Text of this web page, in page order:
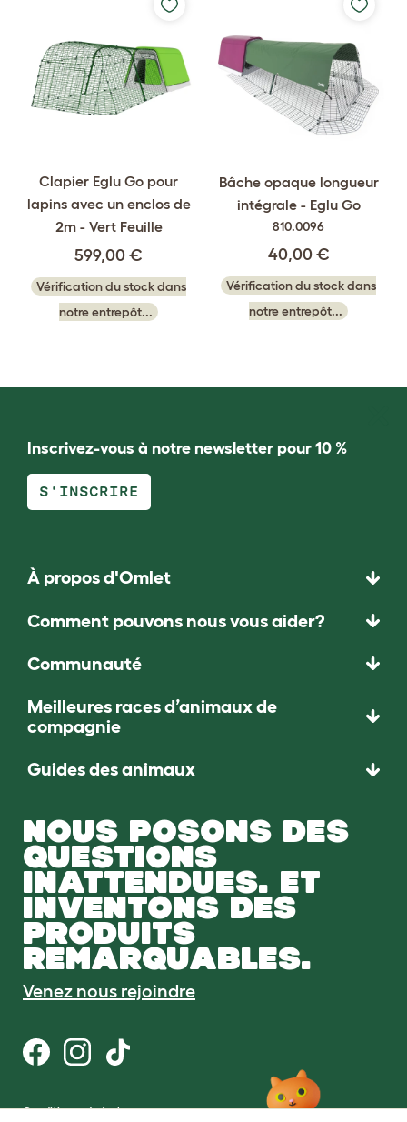
Clapier Eglu Go pour
lapins avec un enclos de
2m - Vert Feuille
599,00 €
Vérification du stock dans
notre entrepôt...
Bâche opaque longueur
intégrale - Eglu Go
810.0096
40,00 €
Vérification du stock dans
notre entrepôt...
Inscrivez-vous à notre newsletter pour 10 %
S'INSCRIRE
À propos d'Omlet
Comment pouvons nous vous aider?
Communauté
Meilleures races d’animaux de
compagnie
Guides des animaux
NOUS POSONS DES
QUESTIONS
INATTENDUES. ET
INVENTONS DES
PRODUITS
REMARQUABLES.
Venez nous rejoindre
Conditions générales